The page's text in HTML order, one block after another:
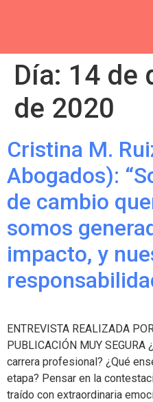
Día: 14 de
de 2020
Cristina M.
Abogados):
de cambio
somos
impacto, y
ENTREVISTA REALIZADA
PUBLICACIÓN MUY
carrera profesional? ¿Qué
etapa? Pensar en la
traído con extraordinaria